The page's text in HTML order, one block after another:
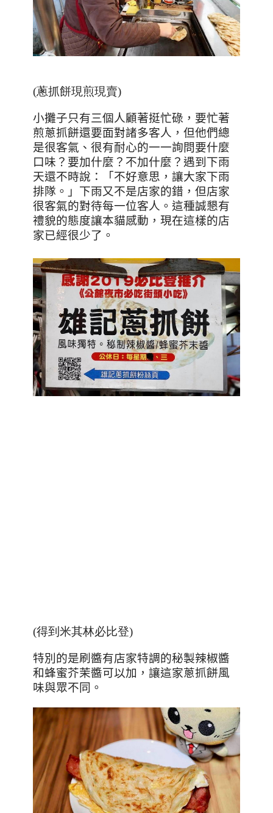
(蔥抓餅現煎現賣)
小攤子只有三個人顧著挺忙碌，要忙著
煎蔥抓餅還要面對諸多客人，但他們總
是很客氣、很有耐心的一一詢問要什麼
口味？要加什麼？不加什麼？遇到下雨
天還不時說：「不好意思，讓大家下雨
排隊。」下雨又不是店家的錯，但店家
很客氣的對待每一位客人。這種誠懇有
禮貌的態度讓本貓感動，現在這樣的店
家已經很少了。
(得到米其林必比登)
特別的是刷醬有店家特調的秘製辣椒醬
和蜂蜜芥茉醬可以加，讓這家蔥抓餅風
味與眾不同。